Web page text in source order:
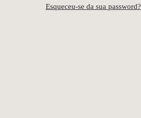
Esqueceu-se da sua password?